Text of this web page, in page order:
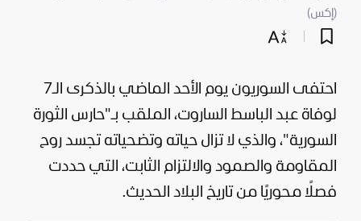
(إكس)
احتفى السوريون يوم الأحد الماضي بالذكرى الـ7
لوفاة عبد الباسط الساروت، الملقب بـ"حارس الثورة
السورية"، و الذي لا تزال حياته وتضحياته تجسد روح
المقاومة والصمود والالتزام الثابت، التي حددت
فصلًا محوريًا من تاريخ البلاد الحديث.